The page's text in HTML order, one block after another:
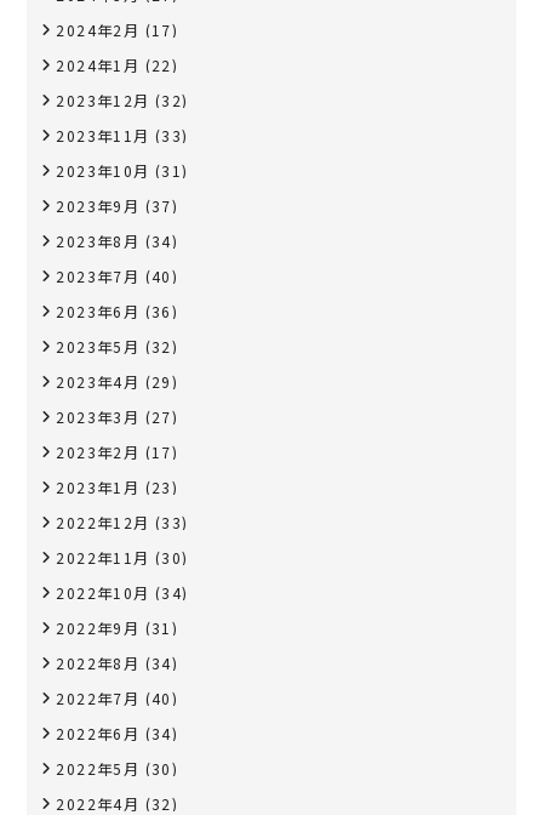
2024年2月 (17)
2024年1月 (22)
2023年12月 (32)
2023年11月 (33)
2023年10月 (31)
2023年9月 (37)
2023年8月 (34)
2023年7月 (40)
2023年6月 (36)
2023年5月 (32)
2023年4月 (29)
2023年3月 (27)
2023年2月 (17)
2023年1月 (23)
2022年12月 (33)
2022年11月 (30)
2022年10月 (34)
2022年9月 (31)
2022年8月 (34)
2022年7月 (40)
2022年6月 (34)
2022年5月 (30)
2022年4月 (32)